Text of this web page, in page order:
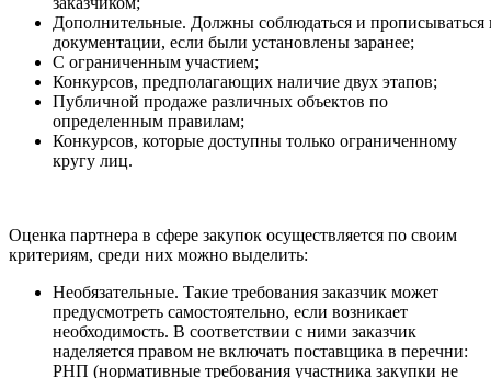
Дополнительные. Должны соблюдаться и прописываться
документации, если были установлены заранее;
С ограниченным участием;
Конкурсов, предполагающих наличие двух этапов;
Публичной продаже различных объектов по
определенным правилам;
Конкурсов, которые доступны только ограниченному
кругу лиц.
Оценка партнера в сфере закупок осуществляется по своим
критериям, среди них можно выделить:
Необязательные. Такие требования заказчик может
предусмотреть самостоятельно, если возникает
необходимость. В соответствии с ними заказчик
наделяется правом не включать поставщика в перечни:
РНП (нормативные требования участника закупки не